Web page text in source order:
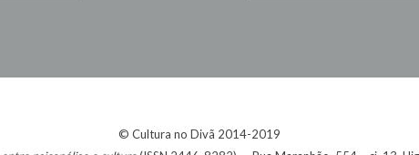
© Cultura no Divã 2014-2019